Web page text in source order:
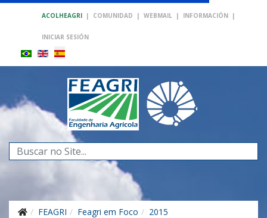
ACOLHEAGRI | COMUNIDAD | WEBMAIL | INFORMACIÓN |
INICIAR SESIÓN
Buscar...
FEAGRI Feagri em Foco
2015